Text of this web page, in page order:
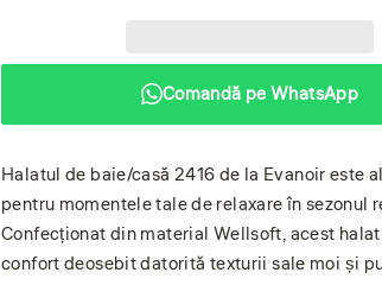
Comandă pe WhatsApp
Halatul de baie/casă 2416 de la Evanoir este
pentru momentele tale de relaxare în sezonul
Confecționat din material Wellsoft, acest
confort deosebit datorită texturii sale moi și